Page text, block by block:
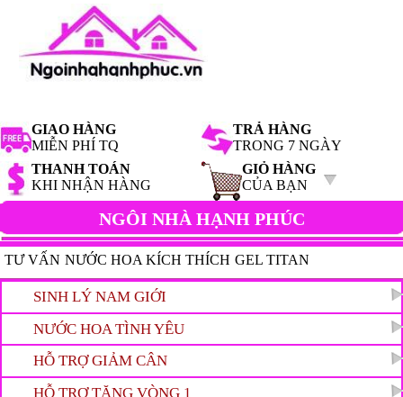
GIAO HÀNG
MIỄN PHÍ TQ
TRẢ HÀNG
TRONG 7 NGÀY
THANH TOÁN
KHI NHẬN HÀNG
GIỎ HÀNG
CỦA BẠN
NGÔI NHÀ HẠNH PHÚC
TƯ VẤN NƯỚC HOA KÍCH THÍCH GEL TITAN
HAMMER OF THOR TIN HOT
SINH LÝ NAM GIỚI
NƯỚC HOA TÌNH YÊU
HỖ TRỢ GIẢM CÂN
HỖ TRỢ TĂNG VÒNG 1